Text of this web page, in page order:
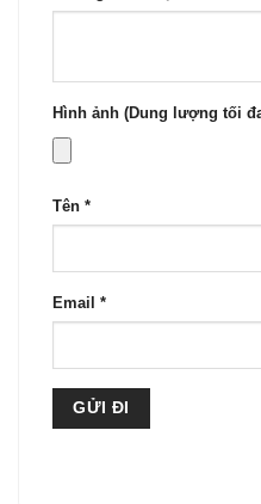
Hình ảnh (Dung lượng tối
Tên *
Email *